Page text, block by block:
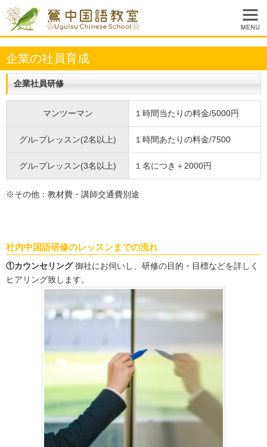
企業の社員育成
企業社員研修
マンツーマン １時間当たりの料金/5000円
グル-プレッスン(2名以上) １時間あたりの料金/7500
グル-プレッスン(3名以上) １名につき＋2000円
※その他：教材費・講師交通費別途
社内中国語研修のレッスンまでの流れ
①カウンセリング御社にお伺いし、研修の目的・目標などを詳しく
ヒアリング致します。